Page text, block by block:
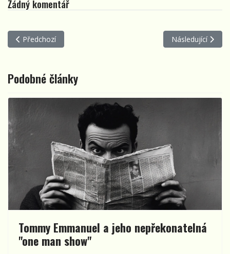
Žádný komentář
Předchozí článek: Baskytarová legenda Vladimír Kulhánek slavil
Předchozí Další článek:
Následující
Podobné články
Tommy Emmanuel a jeho nepřekonatelná
"one man show"